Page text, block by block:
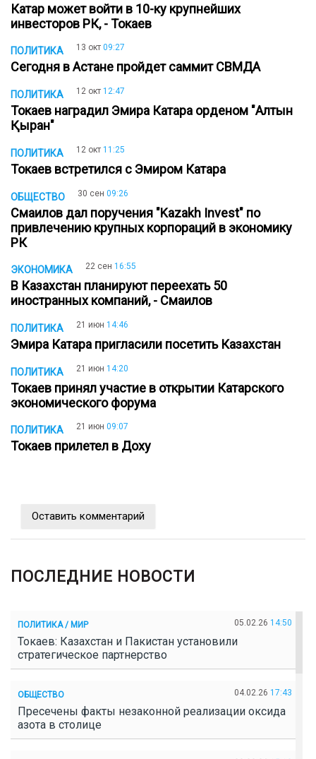
Катар может войти в 10-ку крупнейших
инвесторов РК, - Токаев
ПОЛИТИКА 13 окт 09:27
Сегодня в Астане пройдет саммит СВМДА
ПОЛИТИКА 12 окт 12:47
Токаев наградил Эмира Катара орденом "Алтын
Қыран"
ПОЛИТИКА 12 окт 11:25
Токаев встретился с Эмиром Катара
ОБЩЕСТВО 30 сен 09:26
Смаилов дал поручения "Kazakh Invest" по
привлечению крупных корпораций в экономику
РК
ЭКОНОМИКА 22 сен 16:55
В Казахстан планируют переехать 50
иностранных компаний, - Смаилов
ПОЛИТИКА 21 июн 14:46
Эмира Катара пригласили посетить Казахстан
ПОЛИТИКА 21 июн 14:20
Токаев принял участие в открытии Катарского
экономического форума
ПОЛИТИКА 21 июн 09:07
Токаев прилетел в Доху
Оставить комментарий
ПОСЛЕДНИЕ НОВОСТИ
ПОЛИТИКА / МИР 05.02.26 14:50
Токаев: Казахстан и Пакистан установили
стратегическое партнерство
ОБЩЕСТВО 04.02.26 17:43
Пресечены факты незаконной реализации оксида
азота в столице